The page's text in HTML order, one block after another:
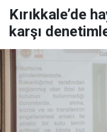
Kırıkkale’de
karşı